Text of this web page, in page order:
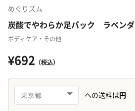
めぐりズム
炭酸でやわらか足パック ラベン
ボディケア・その他
¥692 （税込）